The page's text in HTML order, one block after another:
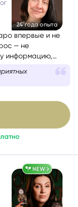
24 года опыта
впервые и не
— не
информацию,
не
NEW